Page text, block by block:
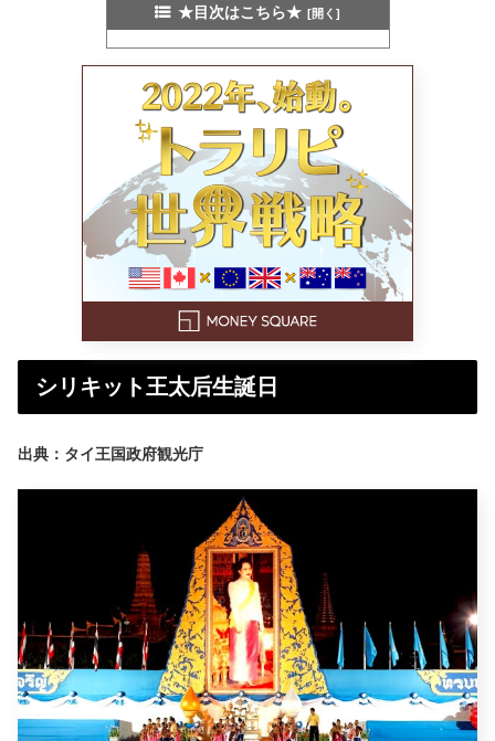
★目次はこちら★
シリキット王太后生誕日
出典：タイ王国政府観光庁